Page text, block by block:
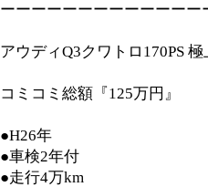
ーーーーーーーーーーーーー
アウディQ3クワトロ170PS 極
コミコミ総額『125万円』
●H26年
●車検2年付
●走行4万km